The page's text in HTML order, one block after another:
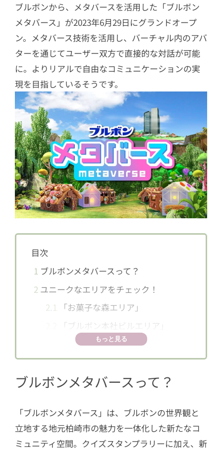
ブルボンから、メタバースを活用した「ブルボン
メタバース」が2023年6月29日にグランドオープ
ン。メタバース技術を活用し、バーチャル内のアバ
ターを通じてユーザー双方で直接的な対話が可能
に。よりリアルで自由なコミュニケーションの実
現を目指しているそうです。
目次
1 ブルボンメタバースって？
2 ユニークなエリアをチェック！
2.1 「お菓子な森エリア」
「ブルボン本社ビルエリア」
もっと見る
ブルボンメタバースって？
「ブルボンメタバース」は、ブルボンの世界観と
立地する地元柏崎市の魅力を一体化した新たなコ
ミュニティ空間。クイズスタンプラリーに加え、新